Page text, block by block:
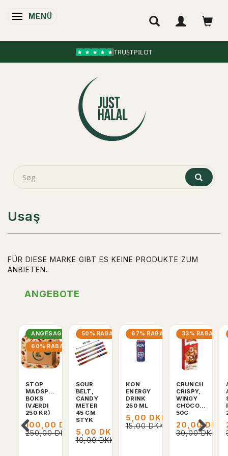
ANZEIGE ÄNDERN
MENÜ
TRUSTPILOT
Usaş
FÜR DIESE MARKE GIBT ES KEINE PRODUKTE ZUM
ANBIETEN.
ANGEBOTE
ANGESAGT
60% RABATT
STOP
MADSPILD
BOKS
(VÆRDI
250 KR)
100,00 DKK
250,00 DKK
50% RABATT
SOUR
BELT,
CANDY
METER
45 CM
STYK
5,00 DKK
10,00 DKK
67% RABATT
KON
ENERGY
DRINK
250 ML
5,00 DKK
15,00 DKK
33% RABATT
CRUNCH
CRISPY,
WINGY
CHOCOLATE,
50G
20,00 DKK
30,00 DKK